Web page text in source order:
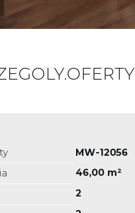
MW-12056
46,00 m²
2